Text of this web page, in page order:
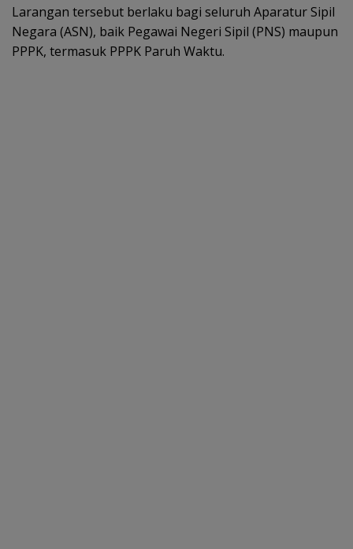
Larangan tersebut berlaku bagi seluruh Aparatur Sipil
Negara (ASN), baik Pegawai Negeri Sipil (PNS) maupun
PPPK, termasuk PPPK Paruh Waktu.